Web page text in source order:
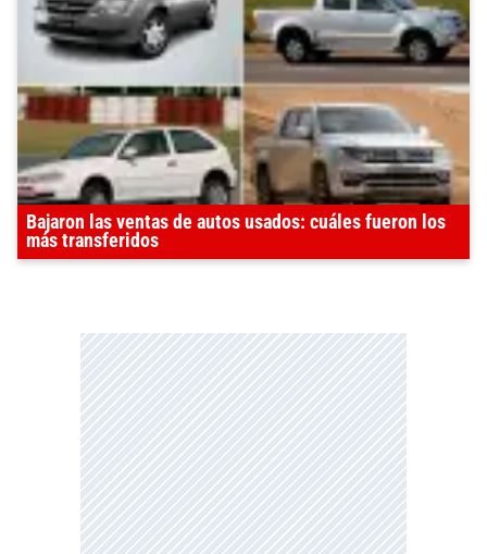
Bajaron las ventas de autos usados: cuáles fueron los
más transferidos